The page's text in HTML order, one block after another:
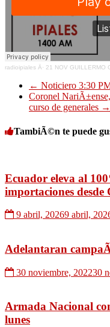
radioipiales Â· 21 NOV GUILLERMO
← Noticiero 3:30
Coronel
curso de generales →
TambiÃ©n te puede
Ecuador eleva al
importaciones desde
9 abril, 20269 abril,
Adelantaran
30 noviembre, 202230
Armada Nacional
lunes